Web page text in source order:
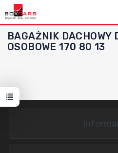
BAGAŻNIK DACHOWY
OSOBOWE 170 80 13